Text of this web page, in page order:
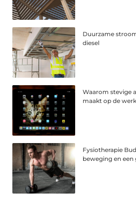
Duurzame
diesel
Waarom stevige
maakt op de
Fysiotherapie
beweging en een